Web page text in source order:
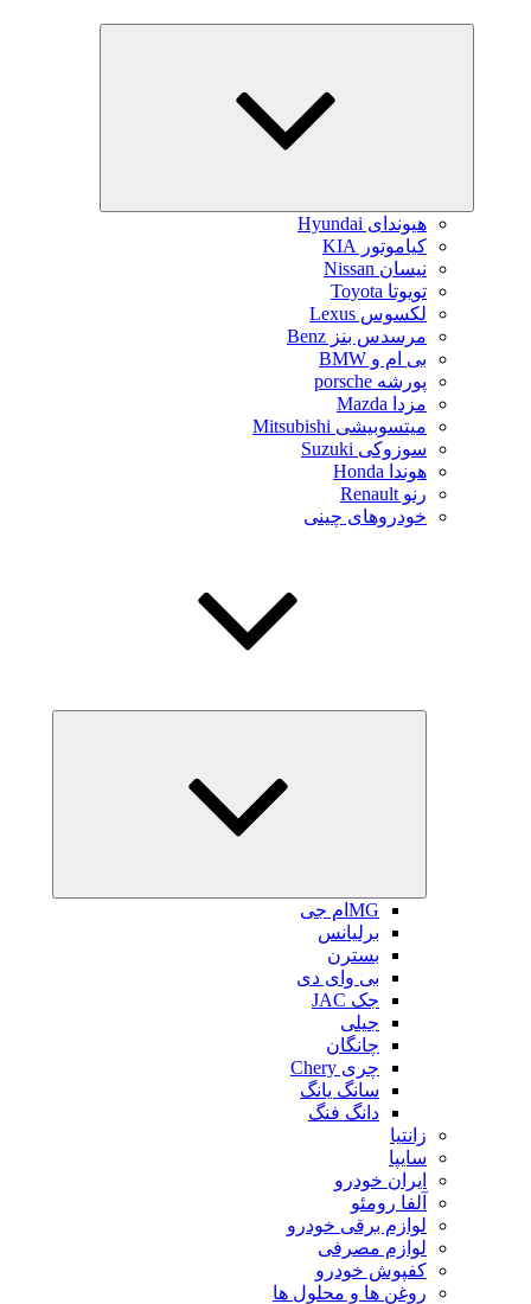
هیوندای Hyundai
کیاموتور KIA
نیسان Nissan
تویوتا Toyota
لکسوس Lexus
مرسدس بنز Benz
بی ام و BMW
پورشه porsche
مزدا Mazda
میتسوبیشی Mitsubishi
سوزوکی Suzuki
هوندا Honda
رنو Renault
خودروهای چینی
MGام جی
برلیانس
بسترن
بی وای دی
جک JAC
جیلی
چانگان
چری Chery
سانگ یانگ
دانگ فنگ
زانتیا
سایپا
ایران خودرو
آلفا رومئو
لوازم برقی خودرو
لوازم مصرفی
کفپوش خودرو
روغن ها و محلول ها